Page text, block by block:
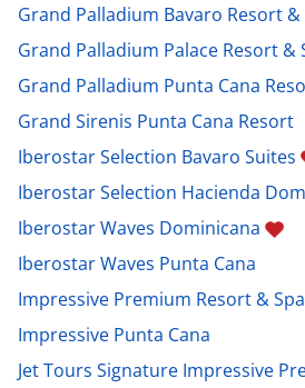
Grand Palladium Bavaro Resort &
Grand Palladium Palace Resort &
Grand Palladium Punta Cana
Grand Sirenis Punta Cana Resort
Iberostar Selection Bavaro Suites
Iberostar Selection Hacienda
Iberostar Waves Dominicana
Iberostar Waves Punta Cana
Impressive Premium Resort & Spa
Impressive Punta Cana
Jet Tours Signature Impressive